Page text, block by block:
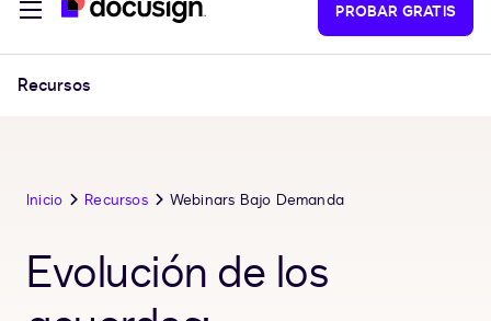
PROBAR GRATIS
Recursos
Inicio Recursos Webinars Bajo Demanda
Evolución de los